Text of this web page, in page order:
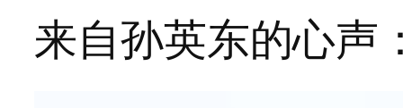
来自孙英东的心声